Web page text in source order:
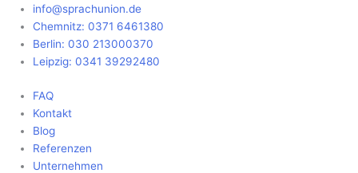
Zum
Inhalt
springen
info@sprachunion.de
Chemnitz: 0371 6461380
Berlin: 030 213000370
Leipzig: 0341 39292480
FAQ
Kontakt
Blog
Referenzen
Unternehmen
Main
Menu